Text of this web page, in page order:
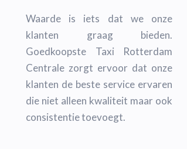
Waarde is iets dat we onze
klanten graag bieden.
Goedkoopste Taxi Rotterdam
Centrale zorgt ervoor dat onze
klanten de beste service ervaren
die niet alleen kwaliteit maar ook
consistentie toevoegt.